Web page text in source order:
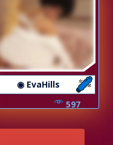
◉ EvaHills
597